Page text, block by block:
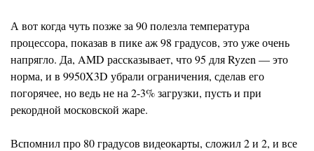
А вот когда чуть позже за 90 полезла температура
процессора, показав в пике аж 98 градусов, это уже очень
напрягло. Да, AMD рассказывает, что 95 для Ryzen — это
норма, и в 9950X3D убрали ограничения, сделав его
погорячее, но ведь не на 2-3% загрузки, пусть и при
рекордной московской жаре.
Вспомнил про 80 градусов видеокарты, сложил 2 и 2, и все